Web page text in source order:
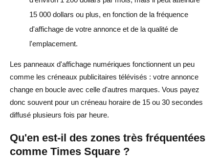
15 000 dollars ou plus, en fonction de la fréquence
d'affichage de votre annonce et de la qualité de
l'emplacement.
Les panneaux d'affichage numériques fonctionnent un peu
comme les créneaux publicitaires télévisés : votre annonce
change en boucle avec celle d'autres marques. Vous payez
donc souvent pour un créneau horaire de 15 ou 30 secondes
diffusé plusieurs fois par heure.
Qu'en est-il des zones très fréquentées
comme Times Square ?